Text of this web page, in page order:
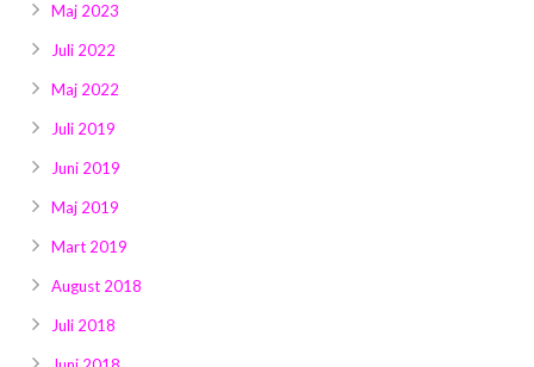
Maj 2023
Juli 2022
Maj 2022
Juli 2019
Juni 2019
Maj 2019
Mart 2019
August 2018
Juli 2018